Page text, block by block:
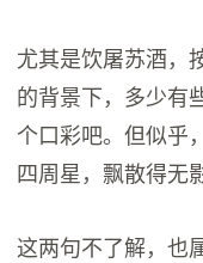
尤其是饮屠苏酒，
的背景下，多少有
个口彩吧。但似乎
四周星，飘散得无
这两句不了解，也